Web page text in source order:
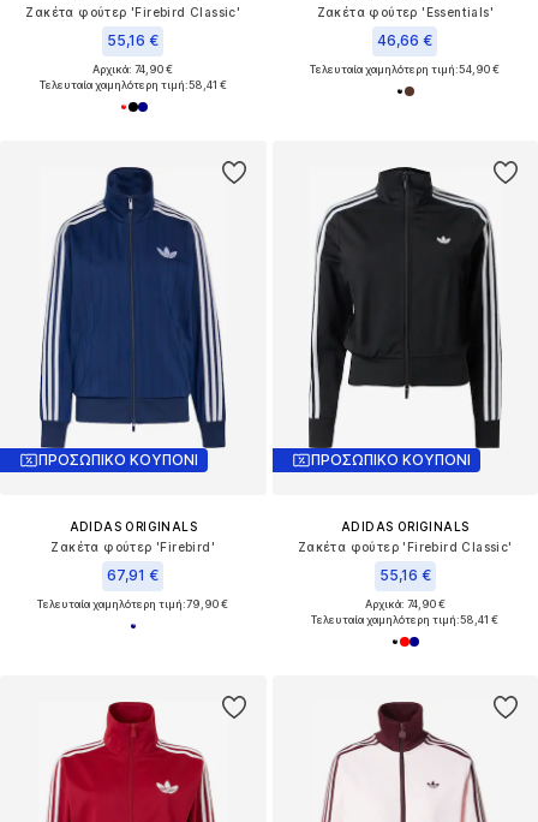
Ζακέτα φούτερ 'Firebird Classic'
55,16 €
Αρχικά: 74,90 €
Τελευταία χαμηλότερη τιμή:58,41 €
Ζακέτα φούτερ 'Essentials'
46,66 €
Τελευταία χαμηλότερη τιμή:54,90 €
ΠΡΟΣΩΠΙΚΟ ΚΟΥΠΟΝΙ
ADIDAS ORIGINALS
Ζακέτα φούτερ 'Firebird'
67,91 €
Τελευταία χαμηλότερη τιμή:79,90 €
ΠΡΟΣΩΠΙΚΟ ΚΟΥΠΟΝΙ
ADIDAS ORIGINALS
Ζακέτα φούτερ 'Firebird Classic'
55,16 €
Αρχικά: 74,90 €
Τελευταία χαμηλότερη τιμή:58,41 €